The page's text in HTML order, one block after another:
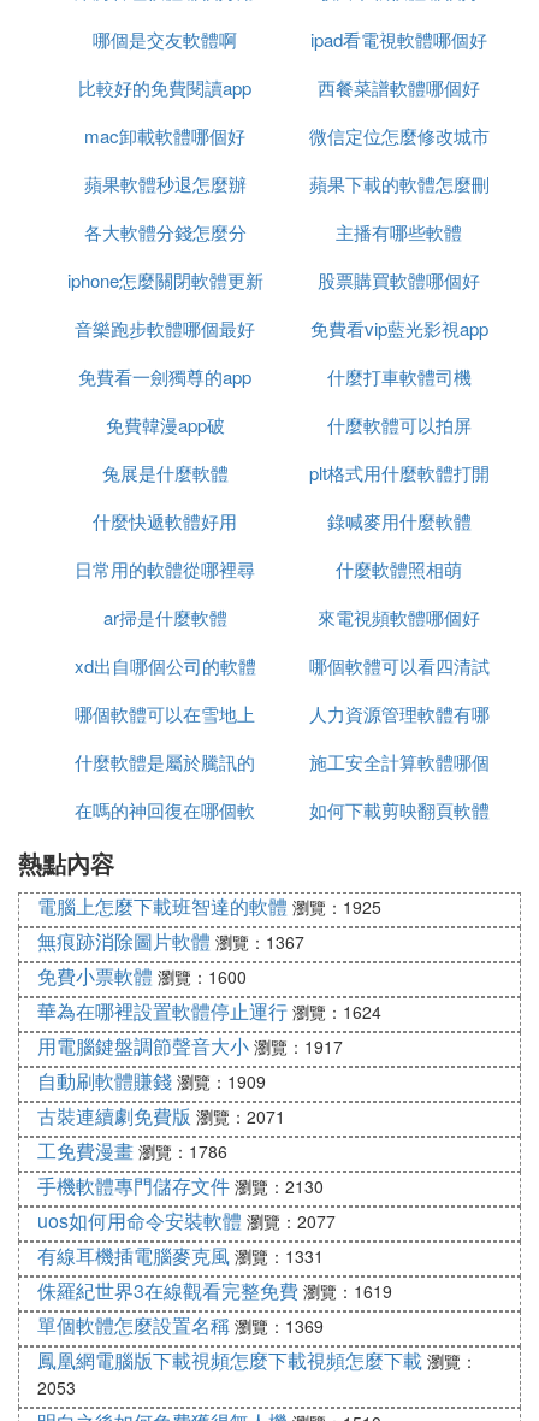
來的，支持上傳照片或者自拍識別臉部，自動生成一
套的風格，系統會默認更換我們的服飾，也可以選擇
自己搭配。
些視頻模板的同時，還有很多教程可以及時學習，上
手很快。其中的人像轉漫畫模板，操作的話真的太容
易了，找好模板，直接上傳圖片或者視頻就可以瞬間
實現轉換。
5、輕顏：
輕顏提供了兩種漫畫模板，在「風格」里模板庫里翻
一下，才可以實現畫面的風格遷移。這兩個風格漫畫
形象其實都差不多，但形式上有所差異，前者可以點
與視頻。
❸ 拍照好看的軟體有哪些
1、美圖秀秀
有圖片特效、美容、拼圖、場景、邊框、飾品等多種
功能，高潮流濾鏡實時更新，濾鏡相機、動態相機、
亮，也不用付費，素材很多樣，照出來的照片很好
❹ 拍照片下載
拍照片下載軟體有B612咔嘰、Faceu激萌、美圖秀
秀、無他相機、美顏相機等。
1、B612咔嘰
B612咔嘰是B612和snow合並而成的，有超多可愛的
貼紙和強大的美顏演算法，亮點主要以濾鏡功能和貼
紙功能，自帶拼圖功能。
❺ 拍照好看的軟體
拍照好看的軟體有輕顏相機和Faceu激萌。
1、輕顏相機
輕顏相機是2018年5月上線的美顏拍照軟體，是由深
圳市臉萌科技有限公司所推出，擁有多種圖片美化特
效。用戶可以通過輕顏相機下載照片拍下來製作成具
有各類風格的照片，也可以實時美顏拍攝。此外還支
哪個是交友軟體啊
ipad看電視軟體哪個好
比較好的免費閱讀app
西餐菜譜軟體哪個好
mac卸載軟體哪個好
微信定位怎麼修改城市
軟體
蘋果軟體秒退怎麼辦
蘋果下載的軟體怎麼刪
除
各大軟體分錢怎麼分
主播有哪些軟體
iphone怎麼關閉軟體更新
股票購買軟體哪個好
音樂跑步軟體哪個最好
免費看vip藍光影視app
免費看一劍獨尊的app
什麼打車軟體司機
免費韓漫app破
什麼軟體可以拍屏
兔展是什麼軟體
plt格式用什麼軟體打開
什麼快遞軟體好用
錄喊麥用什麼軟體
日常用的軟體從哪裡尋
找
什麼軟體照相萌
ar掃是什麼軟體
來電視頻軟體哪個好
xd出自哪個公司的軟體
哪個軟體可以看四清試
卷
哪個軟體可以在雪地上
寫名字
人力資源管理軟體有哪
些
什麼軟體是屬於騰訊的
施工安全計算軟體哪個
好
在嗎的神回復在哪個軟
如何下載剪映翻頁軟體
熱點內容
電腦上怎麼下載班智達的軟體 瀏覽：1925
無痕跡消除圖片軟體 瀏覽：1367
免費小票軟體 瀏覽：1600
華為在哪裡設置軟體停止運行 瀏覽：1624
用電腦鍵盤調節聲音大小 瀏覽：1917
自動刷軟體賺錢 瀏覽：1909
古裝連續劇免費版 瀏覽：2071
工免費漫畫 瀏覽：1786
手機軟體專門儲存文件 瀏覽：2130
uos如何用命令安裝軟體 瀏覽：2077
有線耳機插電腦麥克風 瀏覽：1331
侏羅紀世界3在線觀看完整免費 瀏覽：1619
單個軟體怎麼設置名稱 瀏覽：1369
鳳凰網電腦版下載視頻怎麼下載視頻怎麼下載 瀏覽：
2053